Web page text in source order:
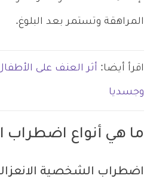
المراهقة وتستمر بعد البلوغ.
اقرأ أيضا: أثر العنف على
وجسديا
ما هي أنواع
اضطراب الشخصية